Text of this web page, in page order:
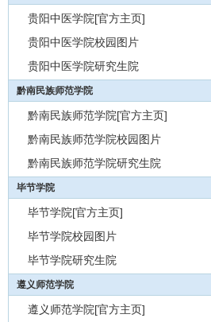
贵阳中医学院[官方主页]
贵阳中医学院校园图片
贵阳中医学院研究生院
黔南民族师范学院
黔南民族师范学院[官方主页]
黔南民族师范学院校园图片
黔南民族师范学院研究生院
毕节学院
毕节学院[官方主页]
毕节学院校园图片
毕节学院研究生院
遵义师范学院
遵义师范学院[官方主页]